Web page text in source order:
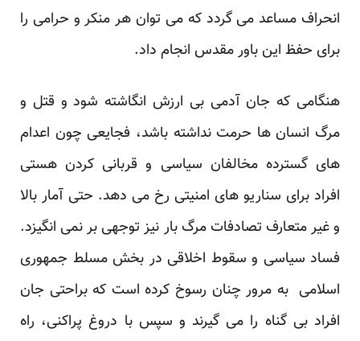
انحراف مساعد می گردد که می توان هر منکر و حرامی را
برای حفظ این باور مقدس انجام داد.
هنگامی که جان آدمی بی ارزش انگاشته شود و قتل و
مرگ انسان ها حرمت نداشته باشد، فجایعی چون اعدام
های گسترده مخالفان سیاسی و قربانی کردن هستی
افراد برای سناریو های امنیتی رخ می دهد. حتی آمار بالا
و غیر متعارف تصادفات مرگ بار نیز توجهی بر نمی انگیزد.
فساد سیاسی و سقوط اخلاقی در بخش مسلط جمهوری
اسلامی به مرور چنان رسوخ کرده است که براحتی جان
افراد بی گناه را می گیرند و سپس با دروغ پراکنی، راه